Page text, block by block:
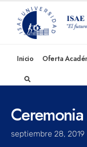
Inicio Oferta
septiembre 28, 2019